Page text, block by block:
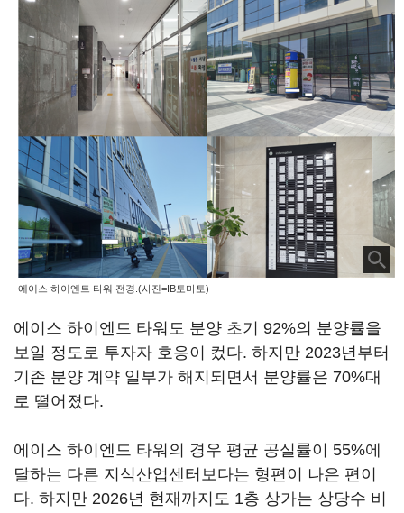
에이스 하이엔트 타워 전경.(사진=IB토마토)
에이스 하이엔드 타워도 분양 초기 92%의 분양률을
보일 정도로 투자자 호응이 컸다. 하지만 2023년부터
기존 분양 계약 일부가 해지되면서 분양률은 70%대
로 떨어졌다.
에이스 하이엔드 타워의 경우 평균 공실률이 55%에
달하는 다른 지식산업센터보다는 형편이 나은 편이
다. 하지만 2026년 현재까지도 1층 상가는 상당수 비